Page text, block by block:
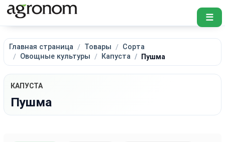
☰
Главная страница Товары
Сорта
Овощные культуры
Капуста Пушма
КАПУСТА
Пушма